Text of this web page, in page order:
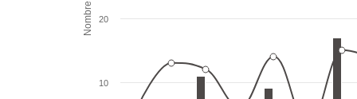
Nombre
10
20